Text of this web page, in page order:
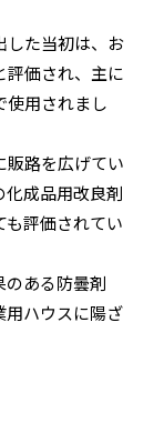
した当初は、お
評価され、主に
使用されまし
販路を広げてい
化成品用改良剤
も評価されてい
のある防曇剤
用ハウスに陽ざ